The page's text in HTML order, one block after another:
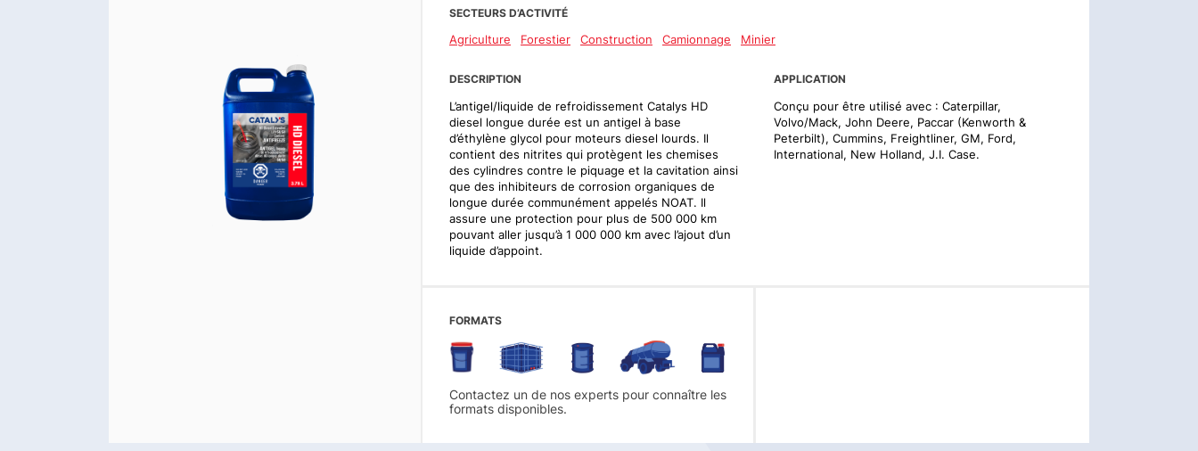
SECTEURS D’ACTIVITÉ
Agriculture Forestier Construction Camionnage Minier
DESCRIPTION
L’antigel/liquide de refroidissement Catalys HD
diesel longue durée est un antigel à base
d’éthylène glycol pour moteurs diesel lourds. Il
contient des nitrites qui protègent les chemises
des cylindres contre le piquage et la cavitation ainsi
que des inhibiteurs de corrosion organiques de
longue durée communément appelés NOAT. Il
assure une protection pour plus de 500 000 km
pouvant aller jusqu’à 1 000 000 km avec l’ajout d’un
liquide d’appoint.
APPLICATION
Conçu pour être utilisé avec : Caterpillar,
Volvo/Mack, John Deere, Paccar (Kenworth &
Peterbilt), Cummins, Freightliner, GM, Ford,
International, New Holland, J.I. Case.
FORMATS
Contactez un de nos experts pour connaître les
formats disponibles.